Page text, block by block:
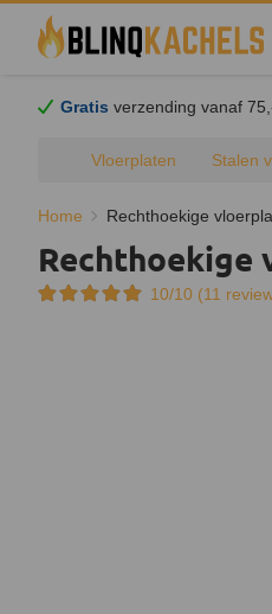
Gratis verzending vanaf
Vloerplaten Stalen
Home Rechthoekige
Rechthoekige
10/10 (11